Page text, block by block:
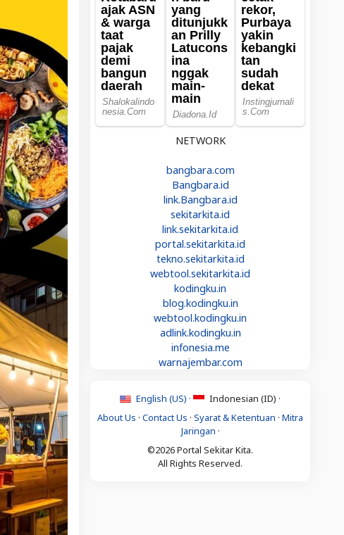
NETWORK
bangbara.com
Bangbara.id
link.Bangbara.id
sekitarkita.id
link.sekitarkita.id
portal.sekitarkita.id
tekno.sekitarkita.id
webtool.sekitarkita.id
kodingku.in
blog.kodingku.in
webtool.kodingku.in
adlink.kodingku.in
infonesia.me
warnajembar.com
English (US) ·
Indonesian (ID) ·
About Us · Contact Us · Syarat & Ketentuan · Mitra
Jaringan ·
©2026 Portal Sekitar Kita.
All Rights Reserved.